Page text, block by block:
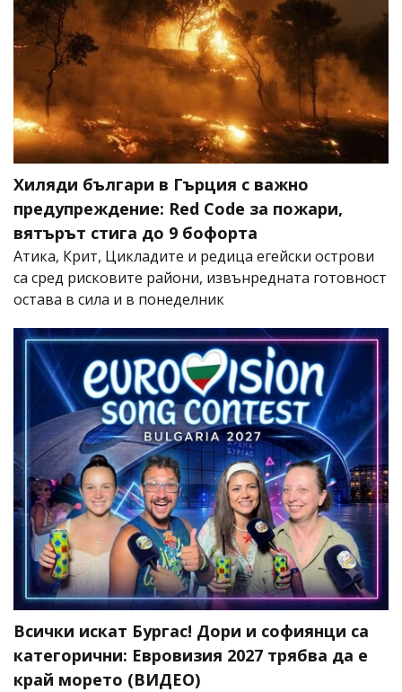
Хиляди българи в Гърция с важно
предупреждение: Red Code за пожари,
вятърът стига до 9 бофорта
Атика, Крит, Цикладите и редица егейски острови
са сред рисковите райони, извънредната готовност
остава в сила и в понеделник
Всички искат Бургас! Дори и софиянци са
категорични: Евровизия 2027 трябва да е
край морето (ВИДЕО)